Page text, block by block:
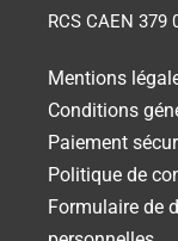
RCS CAEN 379
Mentions
Conditions
Paiement
Politique de
Formulaire de